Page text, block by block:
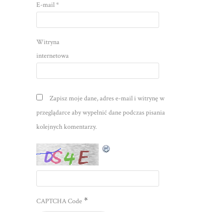
E-mail*
Witryna
internetowa
Zapisz moje dane, adres e-mail i witrynę w
przeglądarce aby wypełnić dane podczas pisania
kolejnych komentarzy.
CAPTCHA Code *